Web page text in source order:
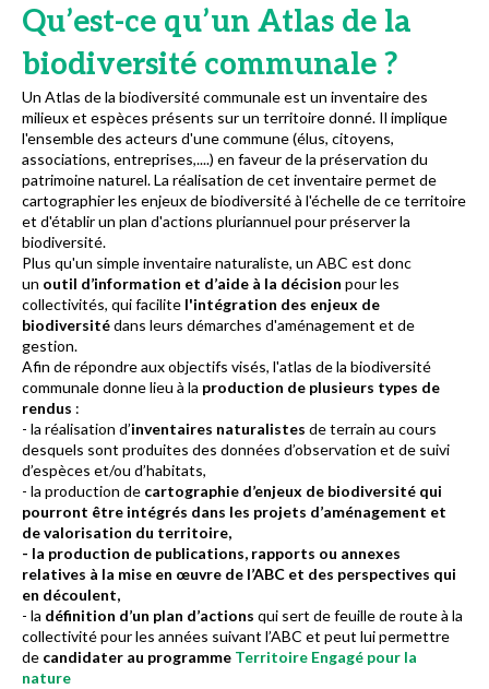
Qu’est-ce qu’un Atlas de la
biodiversité communale ?
Un Atlas de la biodiversité communale est un inventaire des
milieux et espèces présents sur un territoire donné. Il implique
l'ensemble des acteurs d'une commune (élus, citoyens,
associations, entreprises,....) en faveur de la préservation du
patrimoine naturel. La réalisation de cet inventaire permet de
cartographier les enjeux de biodiversité à l'échelle de ce territoire
et d'établir un plan d'actions pluriannuel pour préserver la
biodiversité.
Plus qu'un simple inventaire naturaliste, un ABC est donc
un outil d’information et d’aide à la décision pour les
collectivités, qui facilite l'intégration des enjeux de
biodiversitédans leurs démarches d'aménagement et de
gestion.
Afin de répondre aux objectifs visés, l'atlas de la biodiversité
communale donne lieu à la production de plusieurs types de
rendus :
- la réalisation d’inventaires naturalistes de terrain au cours
desquels sont produites des données d’observation et de suivi
d’espèces et/ou d’habitats,
- la production de cartographie d’enjeux de biodiversité qui
pourront être intégrés dans les projets d’aménagement et
de valorisation du territoire,
- la production de publications, rapports ou annexes
relatives à la mise en œuvre de l’ABC et des perspectives qui
en découlent,
- la définition d’un plan d’actions qui sert de feuille de route à la
collectivité pour les années suivant l’ABC et peut lui permettre
de candidater au programme Territoire Engagé pour la
nature